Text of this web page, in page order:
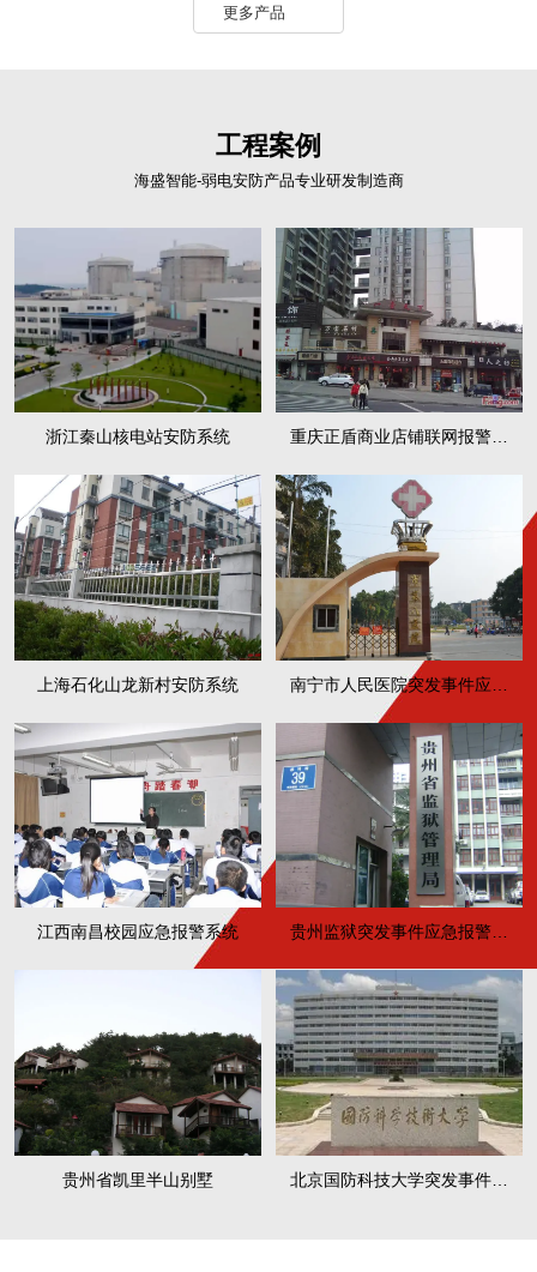
更多产品
工程案例
海盛智能-弱电安防产品专业研发制造商
浙江秦山核电站安防系统
重庆正盾商业店铺联网报警系
上海石化山龙新村安防系统
南宁市人民医院突发事件应急
报警系统
江西南昌校园应急报警系统
贵州监狱突发事件应急报警系
统
贵州省凯里半山别墅
北京国防科技大学突发事件应